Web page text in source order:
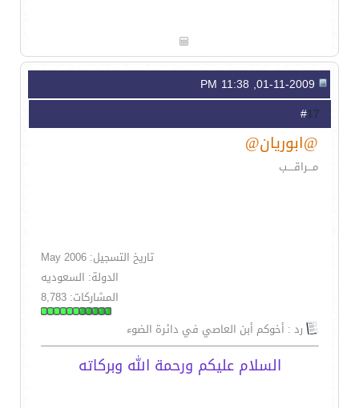
17
@ابوريان@
مـــراقــــب
تاريخ التسجيل: May 2006
الدولة: السعوديه
المشاركات: 8,783
رد : أخوكم أبن العاصي في دائرة الضوء
السلام عليكم ورحمة الله وبركاته